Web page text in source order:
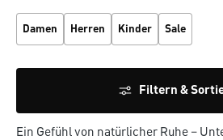
Damen Herren Kinder Sale
Filtern &
Ein Gefühlvon natürlicher Ruhe –